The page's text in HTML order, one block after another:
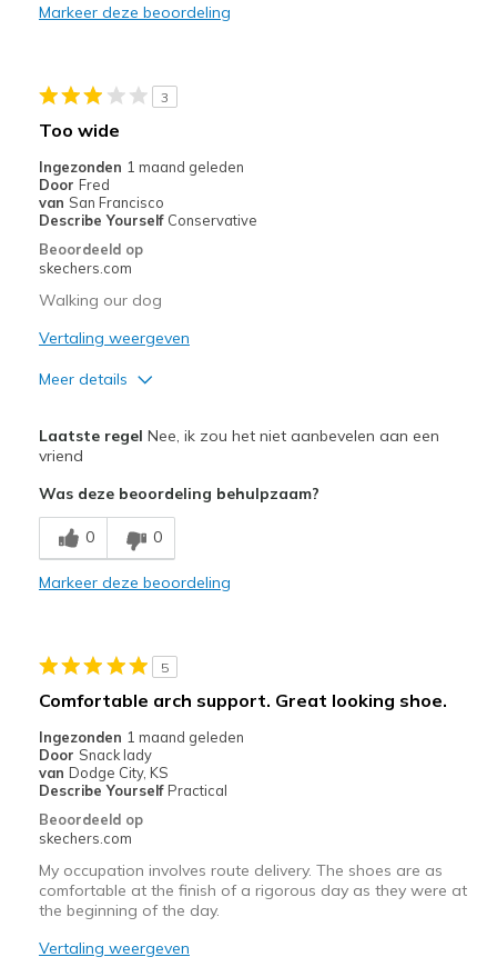
Casual Wear
Width
Feels true to width
Sizing
View On Shoes
I'm Into Shoes
Markeer deze beoordeling
3
Too wide
Ingezonden 1 maand geleden
Door Fred
van San Francisco
Describe Yourself Conservative
Beoordeeld op
skechers.com
Walking our dog
Vertaling weergeven
Meer details
Attractive Design
Durable
Stylish
Beste toepassingen
Width
Sizing
Feels full size too big
Laatste regel Nee, ik zou het niet aanbevelen aan een
vriend
Was deze beoordeling behulpzaam?
0 0
Markeer deze beoordeling
5
Comfortable arch support. Great looking shoe.
Ingezonden 1 maand geleden
Door Snack lady
van Dodge City, KS
Describe Yourself Practical
Beoordeeld op
skechers.com
My occupation involves route delivery. The shoes are as
comfortable at the finish of a rigorous day as they were at
the beginning of the day.
Vertaling weergeven